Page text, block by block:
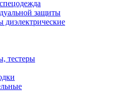
защиты
диэлектрические
тестеры